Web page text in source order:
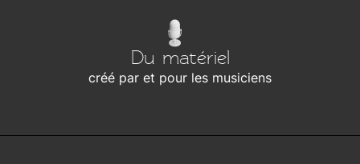
Du matériel
créé par et pour les musiciens